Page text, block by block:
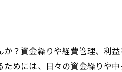
？資金繰りや経費管理、利
めには、日々の資金繰りや